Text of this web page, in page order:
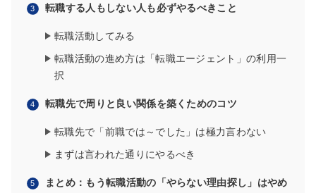
転職する人もしない人も必ずやるべきこと
転職活動してみる
転職活動の進め方は「転職エージェント」の利用一
択
転職先で周りと良い関係を築くためのコツ
転職先で「前職では～でした」は極力言わない
まずは言われた通りにやるべき
まとめ：もう転職活動の「やらない理由探し」はやめ